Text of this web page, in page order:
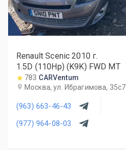
Renault Scenic 2010г.
1.5D (110Hp) (K9K) FWD MT
783 CARVentum
Москва, ул. Ибрагимова, 35с7
(963) 663-46-43
(977) 964-08-03